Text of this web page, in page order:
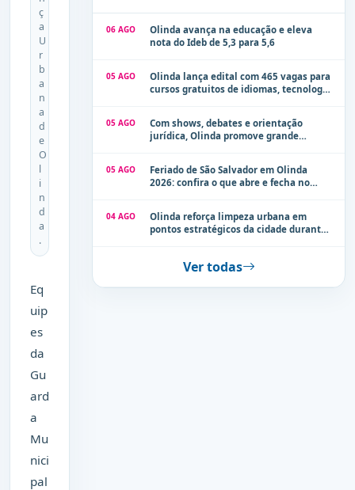
ç
a
U
r
b
a
n
a
d
e
O
l
i
n
d
a
.
Eq
uip
es
da
Gu
ard
a
Mu
nici
pal
06 AGO
Olinda avança na educação e eleva
nota do Ideb de 5,3 para 5,6
05 AGO
Olinda lança edital com 465 vagas para
cursos gratuitos de idiomas, tecnologia
05 AGO
Com shows, debates e orientação
jurídica, Olinda promove grande
05 AGO
Feriado de São Salvador em Olinda
2026: confira o que abre e fecha no
04 AGO
Olinda reforça limpeza urbana em
pontos estratégicos da cidade durante
Ver todas